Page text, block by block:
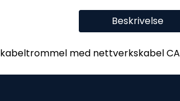
Beskrivelse
kabeltrommel med nettverkskabel